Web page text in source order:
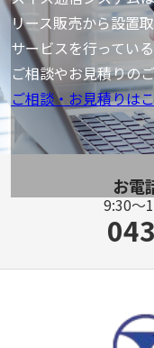
リース販売から設置
サービスを行ってい
ご相談やお見積りの
ご相談・お見積りは
お電
9:30～